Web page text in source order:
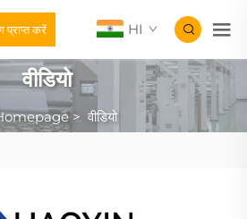
प्राप्त करें HI
वीडियो
> वीडियो